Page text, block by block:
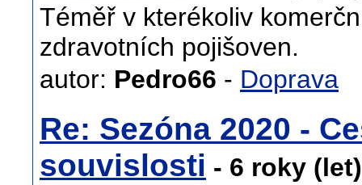
Téměř v kterékoliv
zdravotních pojišoven.
autor: Pedro66 - Doprava
Re: Sezóna 2020 -
souvislosti - 6 roky